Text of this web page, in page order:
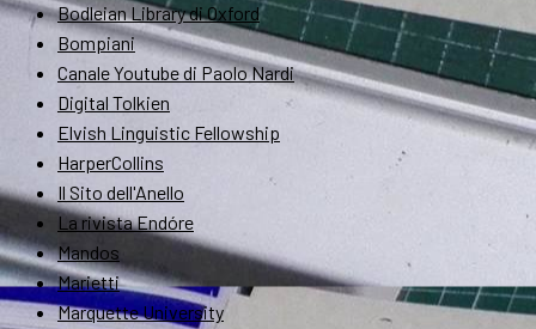
Bodleian Library di Oxford
Bompiani
Canale Youtube di Paolo Nardi
Digital Tolkien
Elvish Linguistic Fellowship
HarperCollins
Il Sito dell'Anello
La rivista Endóre
Mandos
Marietti
Marquette University